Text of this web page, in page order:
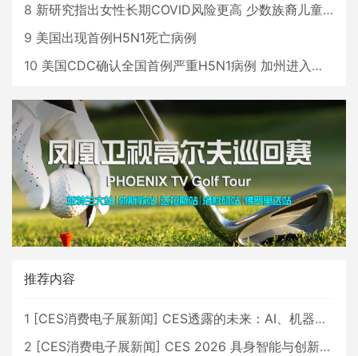
8 新研究指出女性长期COVID风险更高 少数族裔儿童存在差异
9 美国出现首例H5N1死亡病例
10 美国CDC确认全国首例严重H5N1病例 加州进入紧急状态
推荐内容
1 [CES消费电子展新闻] CES透露的未来：AI、机器人与智能生活大爆发
2 [CES消费电子展新闻] CES 2026 具身智能与创新领域 中国公司大放异彩